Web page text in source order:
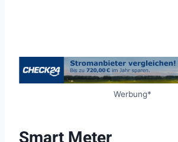
Werbung*
Smart Meter